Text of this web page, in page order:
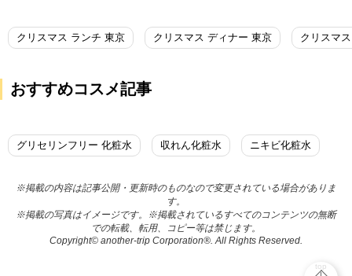
クリスマス ランチ 東京 クリスマス ディナー 東京 クリスマ
おすすめコスメ記事
グリセリンフリー 化粧水 収れん化粧水 ニキビ化粧水
top
※掲載の内容は記事公開・更新時のものなので変更されている場合がありま
す。
※掲載の写真はイメージです。※掲載されているすべてのコンテンツの無断
での転載、転用、コピー等は禁じます。
Copyright© another-trip Corporation®. All Rights Reserved.